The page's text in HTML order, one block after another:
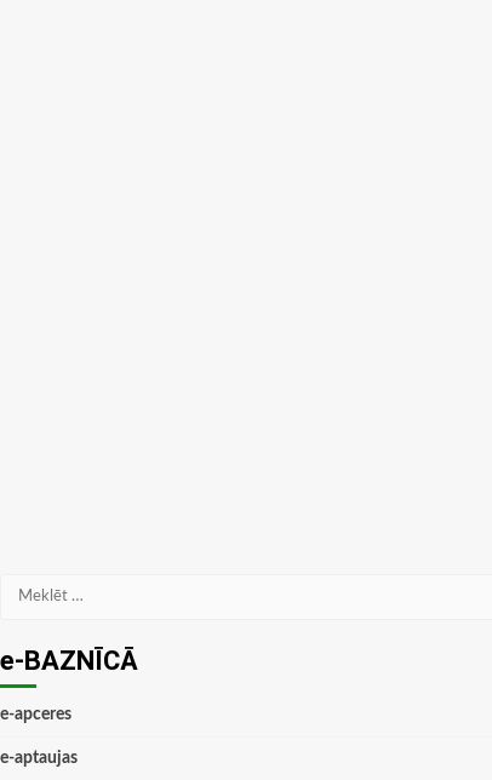
Meklēt:
e-BAZNĪCĀ
e-apceres
e-aptaujas